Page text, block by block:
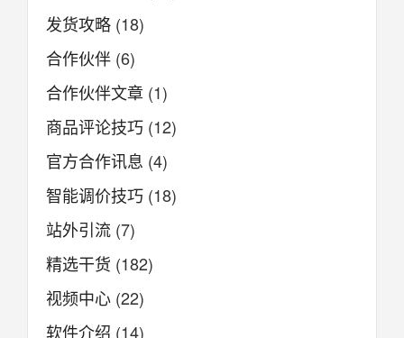
发货攻略 (18)
合作伙伴 (6)
合作伙伴文章 (1)
商品评论技巧 (12)
官方合作讯息 (4)
智能调价技巧 (18)
站外引流 (7)
精选干货 (182)
视频中心 (22)
软件介绍 (14)